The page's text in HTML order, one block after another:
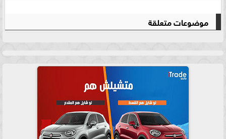
موضوعات متعلقة